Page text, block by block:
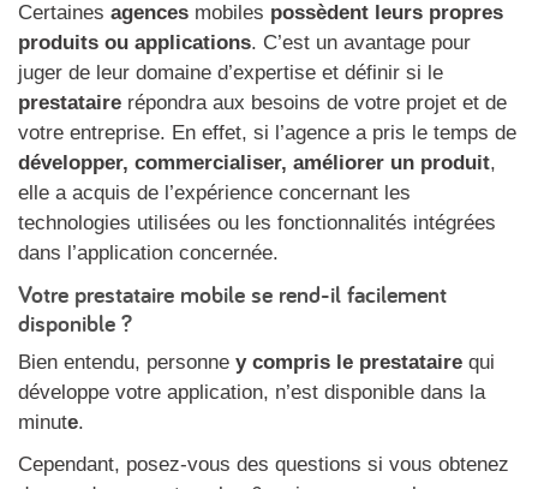
Certaines agences mobiles possèdent leurs propres
produits ou applications. C’est un avantage pour
juger de leur domaine d’expertise et définir si le
prestataire répondra aux besoins de votre projet et de
votre entreprise. En effet, si l’agence a pris le temps de
développer, commercialiser, améliorer un produit,
elle a acquis de l’expérience concernant les
technologies utilisées ou les fonctionnalités intégrées
dans l’application concernée.
Votre prestataire mobile se rend-il facilement
disponible ?
Bien entendu, personne y compris le prestataire qui
développe votre application, n’est disponible dans la
minute.
Cependant, posez-vous des questions si vous obtenez